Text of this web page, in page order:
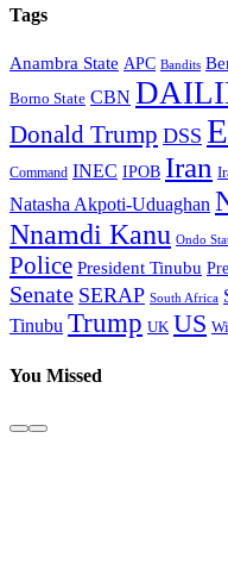
Tags
Anambra State APC Bandits
Borno State CBN
Donald Trump DSS
Command INEC IPOB Iran
Natasha Akpoti-Uduaghan
Nnamdi Kanu Ondo
Police President Tinubu
Senate SERAP South Africa
Tinubu Trump UK US
You Missed